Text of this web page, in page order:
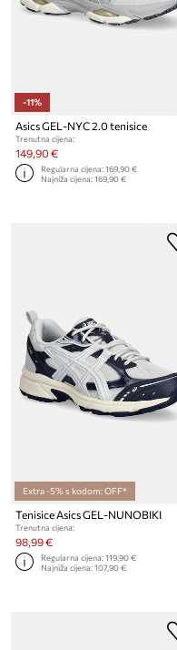
-11%
Asics GEL-NYC 2.0 tenisice
Trenutna cijena:
149,90 €
Regularna cijena:169,90 €
Najniža cijena:169,90 €
Extra -5% s kodom: OFF*
Tenisice Asics GEL-NUNOBIKI
Trenutna cijena:
98,99 €
Regularna cijena:119,90 €
Najniža cijena:107,90 €